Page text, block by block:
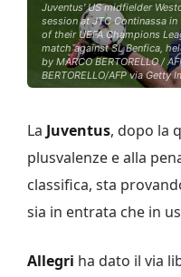
Juventus' US midfielder
session at JTC Continassa
of their UEFA Champions
match against SL Benfica,
by MARCO BERTORELLO /
BERTORELLO/AFP via Getty
La Juventus, dopo la
plusvalenze e alla
classifica, sta
sia in entrata che in
Allegri ha dato il via